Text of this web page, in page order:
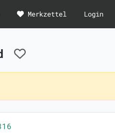
Merkzettel Login